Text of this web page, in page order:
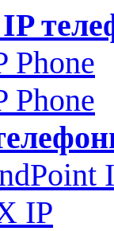
Phone
Phone
IP